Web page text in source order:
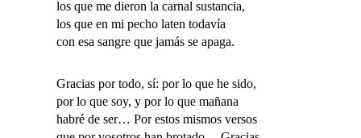
los que me dieron la carnal sustancia,
los que en mi pecho laten todavía
con esa sangre que jamás se apaga.
Gracias por todo, sí: por lo que he sido,
por lo que soy, y por lo que mañana
habré de ser… Por estos mismos versos